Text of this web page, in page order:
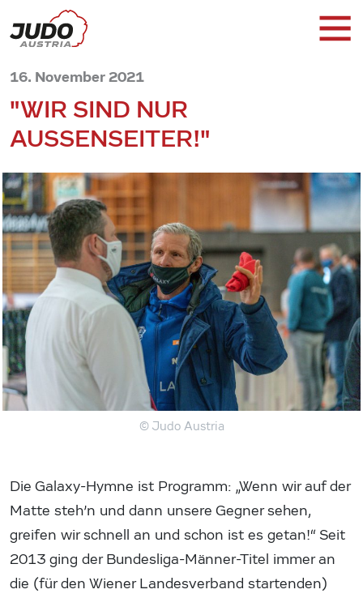
16. November 2021
"WIR SIND NUR
AUSSENSEITER!"
© Judo Austria
Die Galaxy-Hymne ist Programm: „Wenn wir auf der
Matte steh’n und dann unsere Gegner sehen,
greifen wir schnell an und schon ist es getan!“ Seit
2013 ging der Bundesliga-Männer-Titel immer an
die (für den Wiener Landesverband startenden)